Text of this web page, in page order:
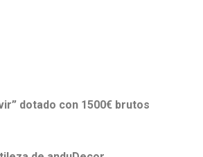
dotado con 1500€ brutos